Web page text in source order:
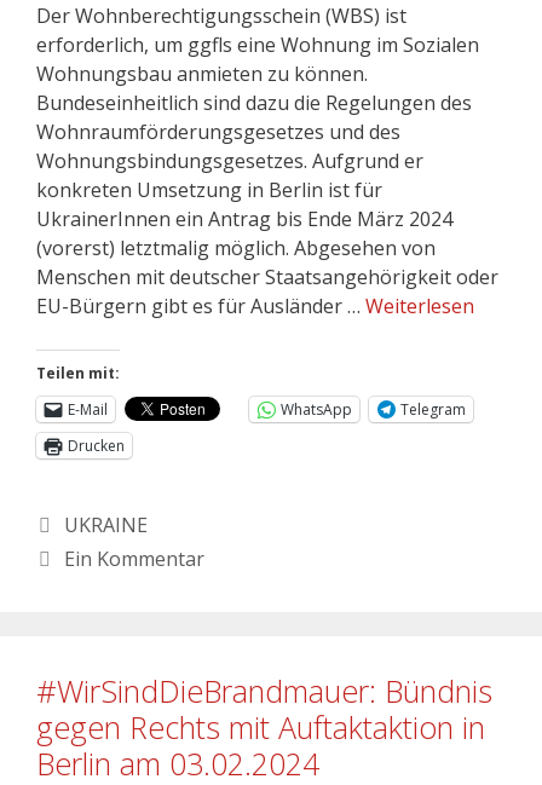
Der Wohnberechtigungsschein (WBS) ist
erforderlich, um ggfls eine Wohnung im Sozialen
Wohnungsbau anmieten zu können.
Bundeseinheitlich sind dazu die Regelungen des
Wohnraumförderungsgesetzes und des
Wohnungsbindungsgesetzes. Aufgrund er
konkreten Umsetzung in Berlin ist für
UkrainerInnen ein Antrag bis Ende März 2024
(vorerst) letztmalig möglich. Abgesehen von
Menschen mit deutscher Staatsangehörigkeit oder
EU-Bürgern gibt es für Ausländer … Weiterlesen
Teilen mit:
E-Mail
WhatsApp
Telegram
Drucken
Kategorien
UKRAINE
Ein Kommentar
#WirSindDieBrandmauer: Bündnis
gegen Rechts mit Auftaktaktion in
Berlin am 03.02.2024